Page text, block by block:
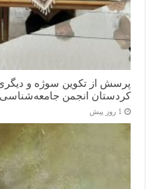
پرسش از تکوین سوژه و
کردستان انجمن جامعه‌شناسی
1 روز پیش